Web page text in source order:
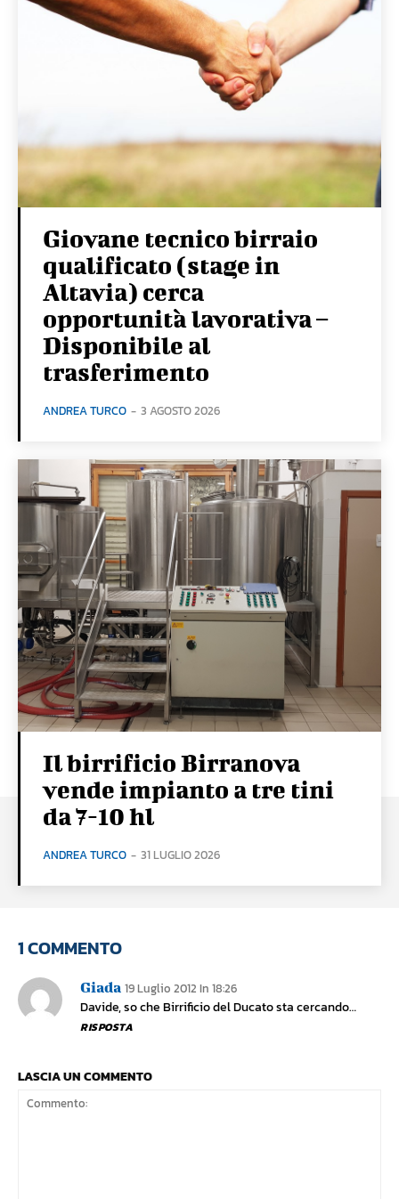
Giovane tecnico birraio
qualificato (stage in
Altavia) cerca
opportunità lavorativa –
Disponibile al
trasferimento
ANDREA TURCO - 3 AGOSTO 2026
Il birrificio Birranova
vende impianto a tre tini
da 7-10 hl
ANDREA TURCO - 31 LUGLIO 2026
1 COMMENTO
Giada 19 Luglio 2012 In 18:26
Davide, so che Birrificio del Ducato sta cercando…
RISPOSTA
LASCIA UN COMMENTO